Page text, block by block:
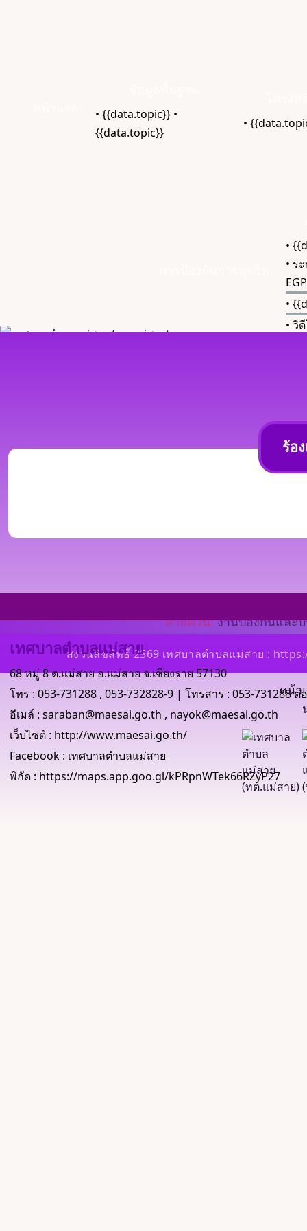
• {{data.topic}} •
{{data.topic}}
•
•
• ร
EGP
•
• วิ
ร้อ
เทศบาลตำบลแม่สาย
68 หมู่ 8 ต.แม่สาย อ.แม่สาย จ.เชียงราย 57130
โทร : 053-731288 , 053-732828-9 | โทรสาร : 053-731288 ต่
อีเมล์ : saraban@maesai.go.th , nayok@maesai.go.th
เว็บไซต์ : http://www.maesai.go.th/
Facebook : เทศบาลตำบลแม่สาย
พิกัด : https://maps.app.goo.gl/kPRpnWTek66RZyP27
หน้า
สายด่วน! งานป้องกันและ
สงวนลิขสิทธิ์ 2569 เทศบาลตำบลแม่สาย :